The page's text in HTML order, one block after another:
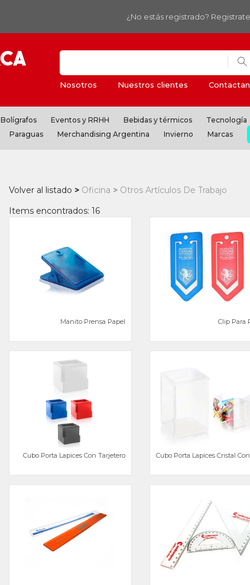
¿No estás registrado?
Nosotros
Nuestros clientes
Bolígrafos Eventos y RRHH Bebidas y térmicos Tecnología
Paraguas Merchandising Argentina Invierno Marcas
Volver al listado Oficina
Otros Artículos De Trabajo
Items encontrados: 16
Manito Prensa Papel Clip Para
Cubo Porta Lapices Con Tarjetero Cubo Porta Lapices Cristal